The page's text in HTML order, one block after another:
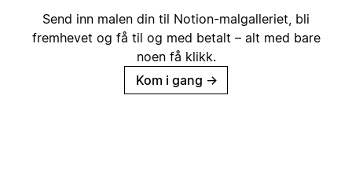
Send inn malen din til Notion-malgalleriet, bli
fremhevet og få til og med betalt – alt med bare
noen få klikk.
Kom i gang →